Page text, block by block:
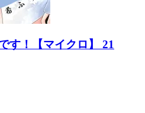
す！【マイクロ】 21